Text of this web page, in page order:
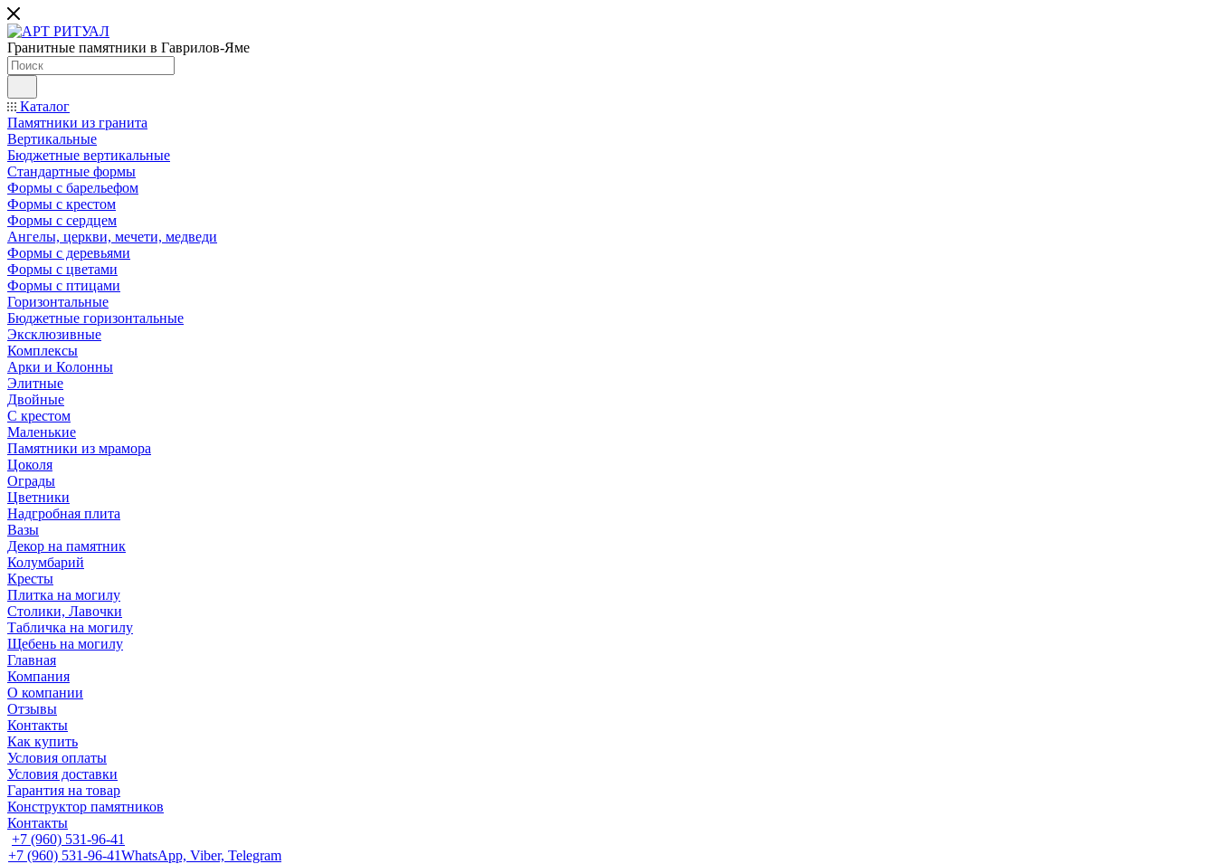
Гранитные памятники в Гаврилов-Яме
Каталог
Памятники из гранита
Вертикальные
Бюджетные вертикальные
Стандартные формы
Формы с барельефом
Формы с крестом
Формы с сердцем
Ангелы, церкви, мечети, медведи
Формы с деревьями
Формы с цветами
Формы с птицами
Горизонтальные
Бюджетные горизонтальные
Эксклюзивные
Комплексы
Арки и Колонны
Элитные
Двойные
С крестом
Маленькие
Памятники из мрамора
Цоколя
Ограды
Цветники
Надгробная плита
Вазы
Декор на памятник
Колумбарий
Кресты
Плитка на могилу
Столики, Лавочки
Табличка на могилу
Щебень на могилу
Главная
Компания
О компании
Отзывы
Контакты
Как купить
Условия оплаты
Условия доставки
Гарантия на товар
Конструктор памятников
Контакты
+7 (960) 531-96-41
+7 (960) 531-96-41WhatsApp, Viber, Telegram